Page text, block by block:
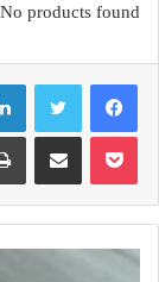
No products found.
فيسبوك تويتر
بوكيت مشاركة عبر البريد